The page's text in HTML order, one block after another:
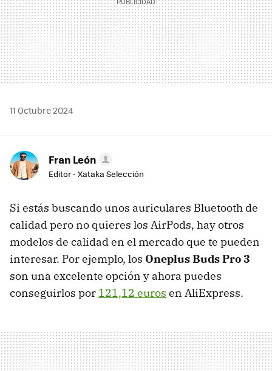
11 Octubre 2024
Fran León
Editor - Xataka Selección
Si estás buscando unos auriculares Bluetooth de
calidad pero no quieres los AirPods, hay otros
modelos de calidad en el mercado que te pueden
interesar. Por ejemplo, los Oneplus Buds Pro 3
son una excelente opción y ahora puedes
conseguirlos por 121,12 euros en AliExpress.